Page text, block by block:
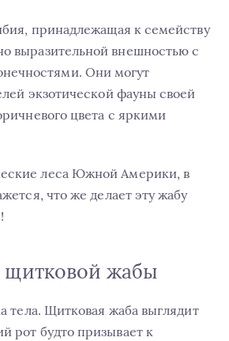
принадлежащая к семейству
выразительной внешностью с
Они могут
экзотической фауны своей
цвета с яркими
леса Южной Америки, в
что же делает эту жабу
щитковой жабы
тела. Щитковая жаба выглядит
рот будто призывает к